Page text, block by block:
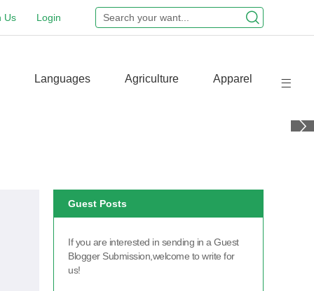
Login
Us
Languages Agriculture Apparel
Guest Posts
If you are interested in sending in a Guest
Blogger Submission,welcome to write for
us!